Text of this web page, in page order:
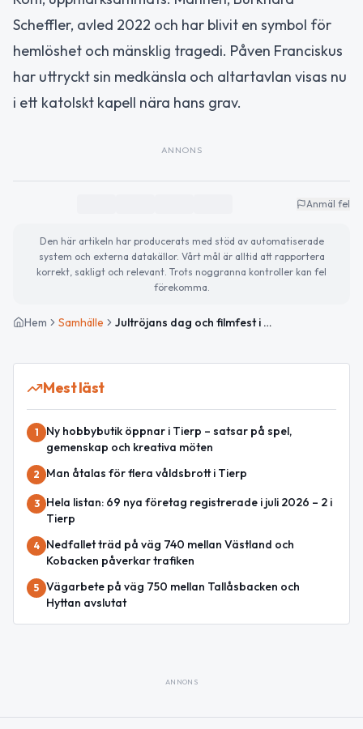
Scheffler, avled 2022 och har blivit en symbol för
hemlöshet och mänsklig tragedi. Påven Franciskus
har uttryckt sin medkänsla och altartavlan visas nu
i ett katolskt kapell nära hans grav.
ANNONS
Anmäl fel
Den här artikeln har producerats med stöd av automatiserade
system och externa datakällor. Vårt mål är alltid att rapportera
korrekt, sakligt och relevant. Trots noggranna kontroller kan fel
förekomma.
Hem Samhälle Jultröjans dag och filmfest i Tierp – planera för helgens evenemang
Mest läst
1
Ny hobbybutik öppnar i Tierp – satsar på spel,
gemenskap och kreativa möten
2 Man åtalas för flera våldsbrott i Tierp
3
Hela listan: 69 nya företag registrerade i juli 2026 – 2 i
Tierp
4
Nedfallet träd på väg 740 mellan Västland och
Kobacken påverkar trafiken
5 Vägarbete på väg 750 mellan Tallåsbacken och
Hyttan avslutat
ANNONS